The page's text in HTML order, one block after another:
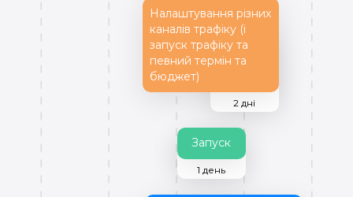
2 дні
1 день
Налаштування різних
каналів трафіку (і
запуск трафіку та
певний термін та
бюджет)
Запуск